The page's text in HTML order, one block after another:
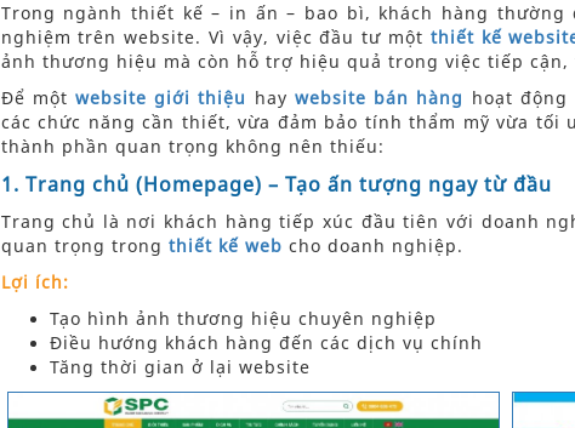
Trong ngành thiết kế – in ấn – bao bì, khách hàng
nghiệm trên website. Vì vậy, việc đầu tư một thiết kế
ảnh thương hiệu mà còn hỗ trợ hiệu quả trong việc tiếp cận,
Để một website giới thiệu hay website bán hàng hoạt
các chức năng cần thiết, vừa đảm bảo tính thẩm mỹ vừa
thành phần quan trọng không nên thiếu:
1. Trang chủ (Homepage) – Tạo ấn tượng ngay từ đầu
Trang chủ là nơi khách hàng tiếp xúc đầu tiên với doanh
quan trọng trong thiết kế web cho doanh nghiệp.
Lợi ích:
Tạo hình ảnh thương hiệu chuyên nghiệp
Điều hướng khách hàng đến các dịch vụ chính
Tăng thời gian ở lại website